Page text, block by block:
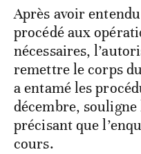
Après avoir
procédé aux
nécessaires,
remettre le corps
a entamé les
décembre,
précisant que
cours.